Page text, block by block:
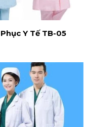
Y Tế TB-05